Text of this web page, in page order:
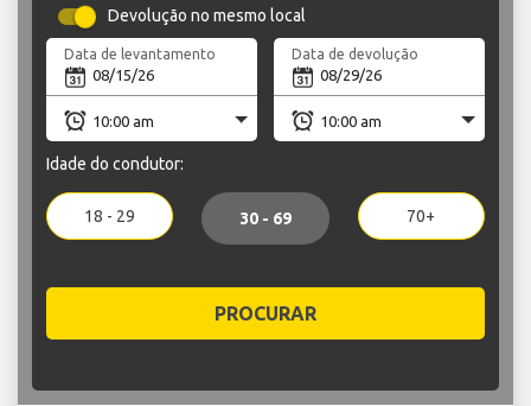
Devolução no mesmo local
Data de levantamento Data de devolução
Idade do condutor:
18 - 29 30 - 69 70+
PROCURAR